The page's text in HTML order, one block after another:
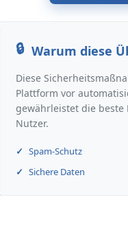
Warum diese
Diese
Plattform vor
gewährleistet die
Nutzer.
Spam-Schutz
Sichere Daten